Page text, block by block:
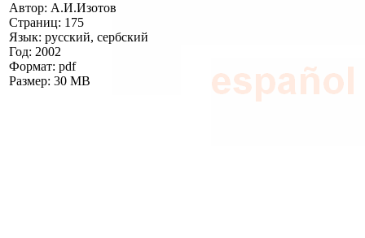
Автор: А.И.Изотов
Страниц: 175
Язык: русский, сербский
Год: 2002
Формат: pdf
Размер: 30 MB